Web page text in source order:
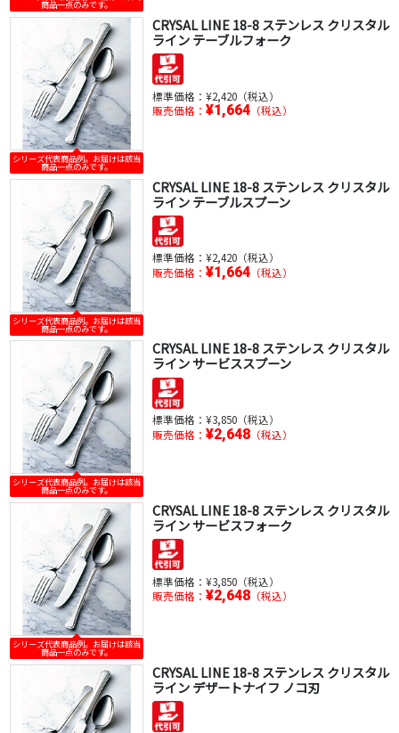
商品一点のみです。
シリーズ代表商品例。お届けは該当
商品一点のみです。
CRYSAL LINE 18-8 ステンレス クリスタル
ライン テーブルフォーク
標準価格： ¥2,420（税込）
販売価格： ¥1,664（税込）
シリーズ代表商品例。お届けは該当
商品一点のみです。
CRYSAL LINE 18-8 ステンレス クリスタル
ライン テーブルスプーン
標準価格： ¥2,420（税込）
販売価格： ¥1,664（税込）
シリーズ代表商品例。お届けは該当
商品一点のみです。
CRYSAL LINE 18-8 ステンレス クリスタル
ライン サービススプーン
標準価格： ¥3,850（税込）
販売価格： ¥2,648（税込）
シリーズ代表商品例。お届けは該当
商品一点のみです。
CRYSAL LINE 18-8 ステンレス クリスタル
ライン サービスフォーク
標準価格： ¥3,850（税込）
販売価格： ¥2,648（税込）
CRYSAL LINE 18-8 ステンレス クリスタル
ライン デザートナイフ ノコ刃